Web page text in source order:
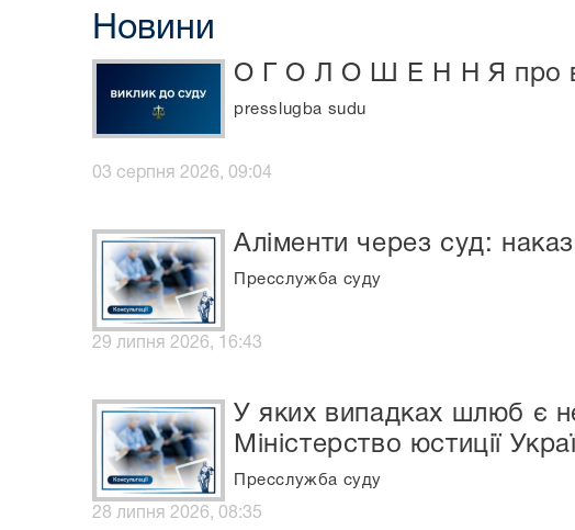
Новини
О Г О Л О Ш Е Н Н Я про
presslugba sudu
03 серпня 2026, 09:04
Аліменти через суд:
Пресслужба суду
29 липня 2026, 16:43
У яких випадках шлюб є
Міністерство юстиції
Пресслужба суду
28 липня 2026, 08:35